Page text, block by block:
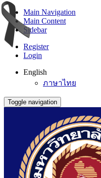
Main Navigation
Main Content
Sidebar
Register
Login
English
ภาษาไทย
Toggle navigation